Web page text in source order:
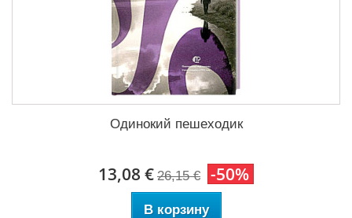
Одинокий пешеходик
13,08 € 26,15 € -50%
В корзину